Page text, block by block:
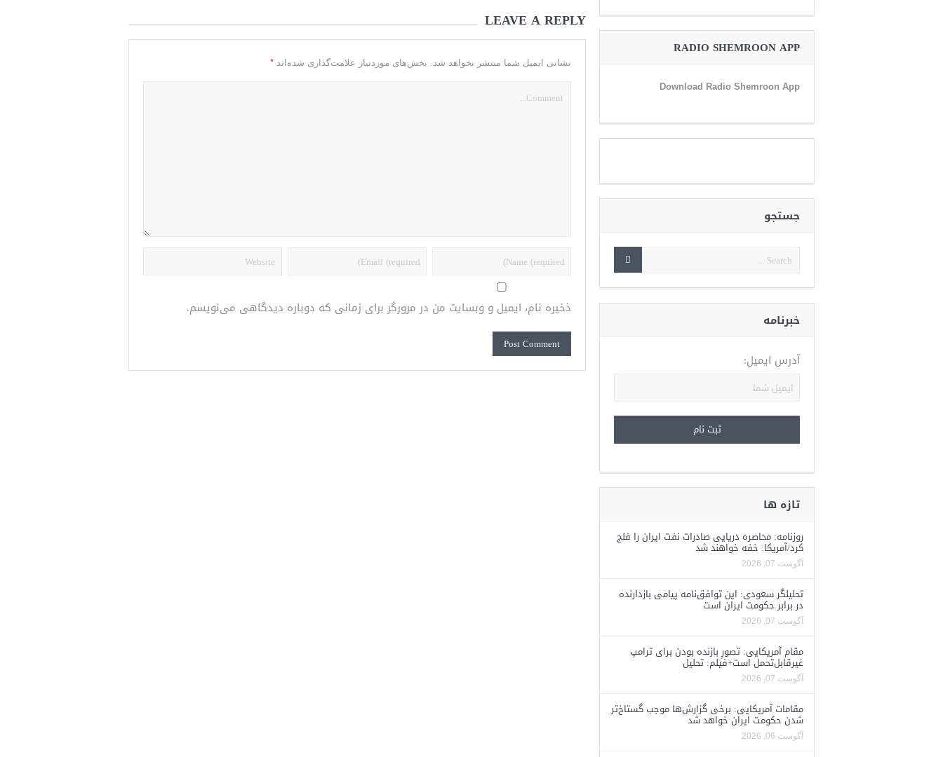
LEAVE A REPLY
نشانی ایمیل شما منتشر نخواهد شد. بخش‌های موردنیاز علامت‌گذاری شده‌اند *
ذخیره نام، ایمیل و وبسایت من در مرورگر برای زمانی که دوباره دیدگاهی می‌نویسم.
RADIO SHEMROON APP
Download Radio Shemroon App
جستجو
خبرنامه
آدرس ایمیل:
تازه ها
روزنامه: محاصره دریایی صادرات نفت ایران را فلج
کرد/آمریکا: خفه خواهند شد
آگوست 07, 2026
تحلیلگر سعودی: این توافق‌نامه پیامی بازدارنده
در برابر حکومت ایران است
آگوست 07, 2026
مقام آمریکایی: تصورِ بازنده بودن برای ترامپ
غیرقابل‌تحمل است+فیلم: تحلیل
آگوست 07, 2026
مقامات آمریکایی: برخی گزارش‌ها موجب گستاخ‌تر
شدن حکومت ایران خواهد شد
آگوست 06, 2026